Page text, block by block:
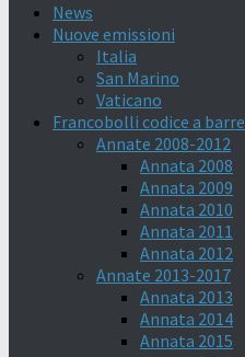
News
Nuove emissioni
Italia
San Marino
Vaticano
Francobolli codice a barre
Annate 2008-2012
Annata 2008
Annata 2009
Annata 2010
Annata 2011
Annata 2012
Annate 2013-2017
Annata 2013
Annata 2014
Annata 2015